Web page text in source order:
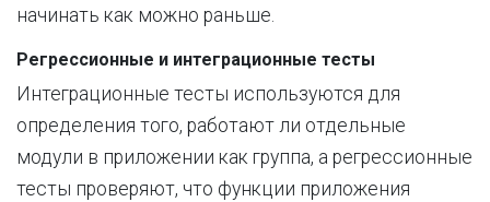
начинать как можно раньше.
Регрессионные и интеграционные тесты
Интеграционные тесты используются для
определения того, работают ли отдельные
модули в приложении как группа, а регрессионные
тесты проверяют, что функции приложения